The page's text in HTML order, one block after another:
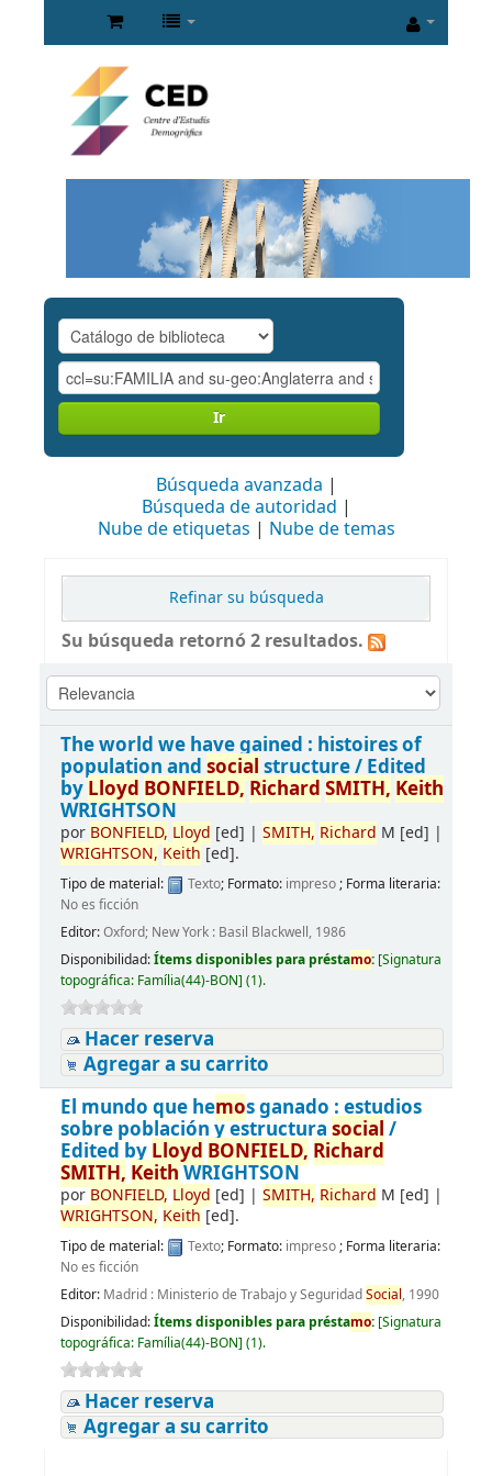
Ir
Búsqueda avanzada
Búsqueda de autoridad
Nube de etiquetas
Nube de temas
Refinar su búsqueda
Su búsqueda retornó 2 resultados.
The world we have gained : histoires of
population and social structure / Edited
by Lloyd BONFIELD,Richard SMITH, Keith
WRIGHTSON
por BONFIELD, Lloyd [ed] | SMITH, Richard M [ed] |
WRIGHTSON, Keith [ed].
Tipo de material: Texto; Formato: impreso; Forma literaria:
No es ficción
Editor:Oxford; New York : Basil Blackwell, 1986
Disponibilidad:Ítems disponibles para préstamo: [Signatura
topográfica: Família(44)-BON] (1).
Hacer reserva
Agregar a su carrito
El mundo que hemos ganado : estudios
sobre población y estructura social /
Edited by Lloyd BONFIELD, Richard
SMITH, KeithWRIGHTSON
por BONFIELD, Lloyd [ed] | SMITH, Richard M [ed] |
WRIGHTSON, Keith [ed].
Tipo de material: Texto; Formato: impreso; Forma literaria:
No es ficción
Editor: Madrid : Ministerio de Trabajo y SeguridadSocial, 1990
Disponibilidad:Ítems disponibles para préstamo: [Signatura
topográfica: Família(44)-BON] (1).
Hacer reserva
Agregar a su carrito